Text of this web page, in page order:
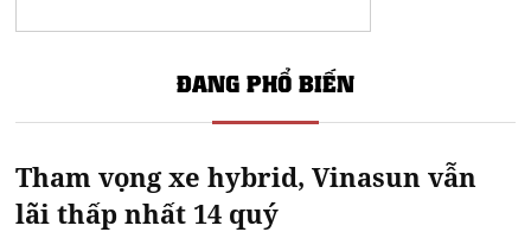
ĐANG PHỔ BIẾN
Tham vọng xe hybrid, Vinasun vẫn
lãi thấp nhất 14 quý